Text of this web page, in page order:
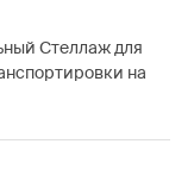
Стеллаж для
на